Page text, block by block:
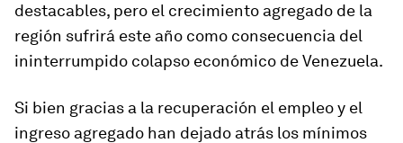
destacables, pero el crecimiento agregado de la
región sufrirá este año como consecuencia del
ininterrumpido colapso económico de Venezuela.
Si bien gracias a la recuperación el empleo y el
ingreso agregado han dejado atrás los mínimos